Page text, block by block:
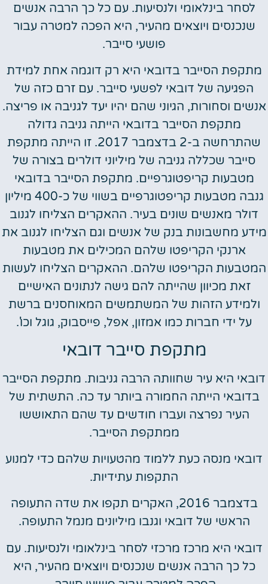
לסחר בינלאומי ולנסיעות. עם כל כך הרבה אנשים
שנכנסים ויוצאים מהעיר, היא הפכה למטרה עבור
פושעי סייבר.
מתקפת הסייבר בדובאי היא רק דוגמה אחת למידת
הפגיעה של דובאי לפשעי סייבר. עם זרם כזה של
אנשים וסחורות, הגיוני שהם יהיו יעד לגניבה או פריצה.
מתקפת הסייבר בדובאי הייתה גניבה גדולה
שהתרחשה ב-2 בדצמבר 2017. זו הייתה מתקפת
סייבר שכללה גניבה של מיליוני דולרים בצורה של
מטבעות קריפטוגרפיים. מתקפת הסייבר בדובאי
גנבה מטבעות קריפטוגרפיים בשווי של כ-400 מיליון
דולר מאנשים שונים בעיר. ההאקרים הצליחו לגנוב
מידע מחשבונות בנק של אנשים וגם הצליחו לגנוב את
ארנקי הקריפטו שלהם המכילים את מטבעות
המטבעות הקריפטו שלהם. ההאקרים הצליחו לעשות
זאת מכיוון שהייתה להם גישה לנתונים האישיים
ולמידע הזהות של המשתמשים המאוחסנים ברשת
על ידי חברות כמו אמזון, אפל, פייסבוק, גוגל וכו'.
מתקפת סייבר דובאי
דובאי היא עיר שחוותה הרבה גניבות. מתקפת הסייבר
בדובאי הייתה החמורה ביותר עד כה. התשתית של
העיר נפרצה ועברו חודשים עד שהם התאוששו
ממתקפת הסייבר.
דובאי מנסה כעת ללמוד מהטעויות שלהם כדי למנוע
התקפות עתידיות.
בדצמבר 2016, האקרים תקפו את שדה התעופה
הראשי של דובאי וגנבו מיליונים מנמל התעופה.
דובאי היא מרכז מרכזי לסחר בינלאומי ולנסיעות. עם
כל כך הרבה אנשים שנכנסים ויוצאים מהעיר, היא